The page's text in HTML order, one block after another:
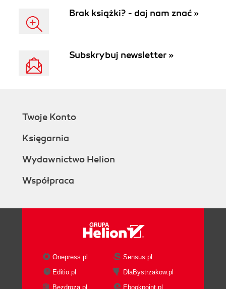
Brak książki? - daj nam znać »
Subskrybuj newsletter »
Twoje Konto
Księgarnia
Wydawnictwo Helion
Współpraca
Onepress.pl
Sensus.pl
Editio.pl
DlaBystrzakow.pl
Bezdroza.pl
Ebookpoint.pl